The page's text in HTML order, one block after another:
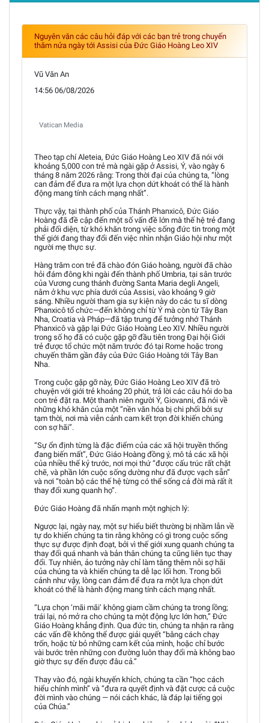
Nguyên văn các câu hỏi đáp với các bạn trẻ trong chuyến
thăm nửa ngày tới Assisi của Đức Giáo Hoàng Leo XIV
Vũ Văn An
14:56 06/08/2026
Vatican Media
Theo tạp chí Aleteia, Đức Giáo Hoàng Leo XIV đã nói với
khoảng 5,000 con trẻ mà ngài gặp ở Assisi, Ý, vào ngày 6
tháng 8 năm 2026 rằng: Trong thời đại của chúng ta, “lòng
can đảm để đưa ra một lựa chọn dứt khoát có thể là hành
động mang tính cách mạng nhất”.
Thực vậy, tại thành phố của Thánh Phanxicô, Đức Giáo
Hoàng đã đề cập đến một số vấn đề lớn mà thế hệ trẻ đang
phải đối diện, từ khó khăn trong việc sống đức tin trong một
thế giới đang thay đổi đến việc nhìn nhận Giáo hội như một
người mẹ thực sự.
Hàng trăm con trẻ đã chào đón Giáo hoàng, người đã chào
hỏi đám đông khi ngài đến thành phố Umbria, tại sân trước
của Vương cung thánh đường Santa Maria degli Angeli,
nằm ở khu vực phía dưới của Assisi, vào khoảng 9 giờ
sáng. Nhiều người tham gia sự kiện này do các tu sĩ dòng
Phanxicô tổ chức—đến không chỉ từ Ý mà còn từ Tây Ban
Nha, Croatia và Pháp—đã tập trung để tưởng nhớ Thánh
Phanxicô và gặp lại Đức Giáo Hoàng Leo XIV. Nhiều người
trong số họ đã có cuộc gặp gỡ đầu tiên trong Đại hội Giới
trẻ được tổ chức một năm trước đó tại Rome hoặc trong
chuyến thăm gần đây của Đức Giáo Hoàng tới Tây Ban
Nha.
Trong cuộc gặp gỡ này, Đức Giáo Hoàng Leo XIV đã trò
chuyện với giới trẻ khoảng 20 phút, trả lời các câu hỏi do ba
con trẻ đặt ra. Một thanh niên người Ý, Giovanni, đã nói về
những khó khăn của một “nền văn hóa bị chi phối bởi sự
tạm thời, nơi mà viễn cảnh cam kết trọn đời khiến chúng
con sợ hãi”.
“Sự ổn định từng là đặc điểm của các xã hội truyền thống
đang biến mất”, Đức Giáo Hoàng đồng ý, mô tả các xã hội
của nhiều thế kỷ trước, nơi mọi thứ “được cấu trúc rất chặt
chẽ, và phần lớn cuộc sống dường như đã được vạch sẵn”
và nơi “toàn bộ các thế hệ từng có thể sống cả đời mà rất ít
thay đổi xung quanh họ”.
Đức Giáo Hoàng đã nhấn mạnh một nghịch lý:
Ngược lại, ngày nay, một sự hiểu biết thường bị nhầm lẫn về
tự do khiến chúng ta tin rằng không có gì trong cuộc sống
thực sự được định đoạt, bởi vì thế giới xung quanh chúng ta
thay đổi quá nhanh và bản thân chúng ta cũng liên tục thay
đổi. Tuy nhiên, ảo tưởng này chỉ làm tăng thêm nỗi sợ hãi
của chúng ta và khiến chúng ta dễ lạc lối hơn. Trong bối
cảnh như vậy, lòng can đảm để đưa ra một lựa chọn dứt
khoát có thể là hành động mang tính cách mạng nhất.
“Lựa chọn ‘mãi mãi’ không giam cầm chúng ta trong lồng;
trái lại, nó mở ra cho chúng ta một động lực lớn hơn,” Đức
Giáo Hoàng khẳng định. Qua đức tin, chúng ta nhận ra rằng
các vấn đề không thể được giải quyết “bằng cách chạy
trốn, hoặc từ bỏ những cam kết của mình, hoặc chỉ bước
vài bước trên những con đường luôn thay đổi mà không bao
giờ thực sự đến được đâu cả.”
Thay vào đó, ngài khuyến khích, chúng ta cần “học cách
hiểu chính mình” và “đưa ra quyết định và đặt cược cả cuộc
đời mình vào chúng — nói cách khác, là đáp lại tiếng gọi
của Chúa.”